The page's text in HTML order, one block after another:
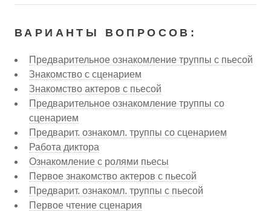
ВАРИАНТЫ ВОПРОСОВ:
Предварительное ознакомление труппы с пьесой
Знакомство с сценарием
Знакомство актеров с пьесой
Предварительное ознакомление труппы со
сценарием
Предварит. ознакомл. труппы со сценарием
Работа диктора
Ознакомление с ролями пьесы
Первое знакомство актеров с пьесой
Предварит. ознакомл. труппы с пьесой
Первое чтение сценария